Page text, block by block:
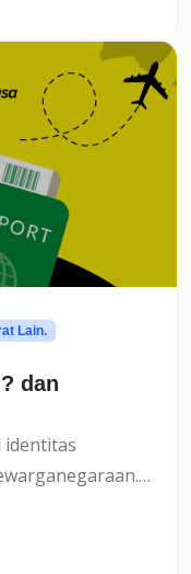
Lain.
dan
identitas
ke negara